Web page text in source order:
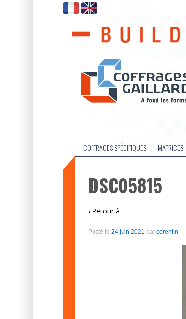
COFFRAGES SPÉCIFIQUES MATRICES
DSC05815
‹ Retour à
Posté le 24 juin 2021 par corentin —